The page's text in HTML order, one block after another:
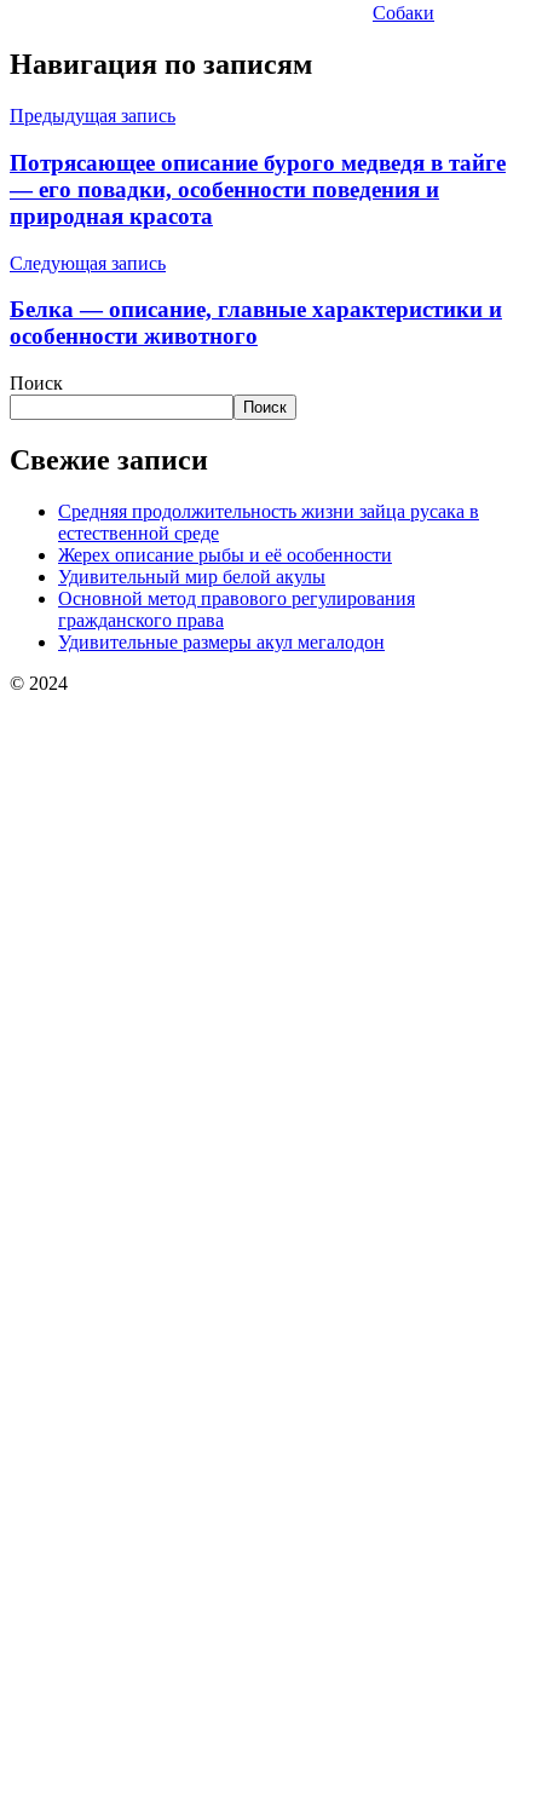
Собаки
Навигация по записям
Предыдущая запись
Потрясающее описание бурого медведя в тайге
— его повадки, особенности поведения и
природная красота
Следующая запись
Белка — описание, главные характеристики и
особенности животного
Поиск
Поиск
Свежие записи
Средняя продолжительность жизни зайца русака в
естественной среде
Жерех описание рыбы и её особенности
Удивительный мир белой акулы
Основной метод правового регулирования
гражданского права
Удивительные размеры акул мегалодон
© 2024